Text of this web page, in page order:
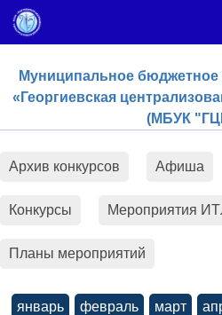
Skip to content
Муниципальное бюджетное
«Георгиевская
(МБУК
Архив конкурсов Афиша
Конкурсы Мероприятия
Планы мероприятий
январь февраль март